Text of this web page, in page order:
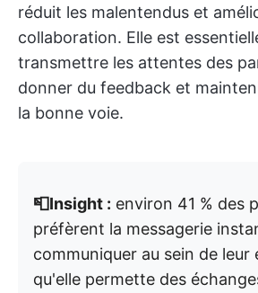
réduit les malentendus et
collaboration. Elle est
transmettre les attentes des
donner du feedback et
la bonne voie.
📮Insight : environ 41 % des
préfèrent la messagerie
communiquer au sein de leur
qu'elle permette des